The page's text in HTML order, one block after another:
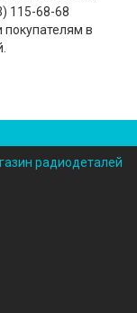
115-68-68
покупателям в
радиодеталей